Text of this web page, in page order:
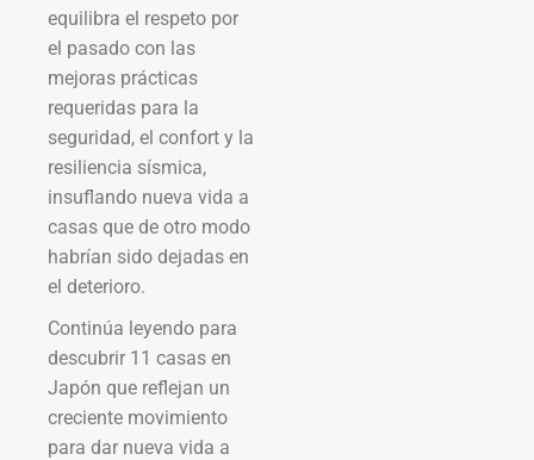
equilibra el respeto por
el pasado con las
mejoras prácticas
requeridas para la
seguridad, el confort y la
resiliencia sísmica,
insuflando nueva vida a
casas que de otro modo
habrían sido dejadas en
el deterioro.
Continúa leyendo para
descubrir 11 casas en
Japón que reflejan un
creciente movimiento
para dar nueva vida a